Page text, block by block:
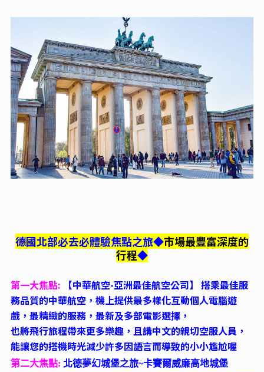
德國北部必去必體驗焦點之旅◆市場最豐富深度的
行程◆
第一大焦點: 【中華航空-亞洲最佳航空公司】 搭乘最佳服
務品質的中華航空，機上提供最多樣化互動個人電腦遊
戲，最精緻的服務，最新及多部電影選擇，
也將飛行旅程帶來更多樂趣，且講中文的親切空服人員，
能讓您的搭機時光減少許多因語言而導致的小小尷尬喔
第二大焦點: 北德夢幻城堡之旅~卡賽爾威廉高地城堡